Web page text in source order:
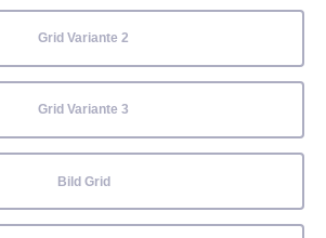
Grid Variante 2
Grid Variante 3
Bild Grid